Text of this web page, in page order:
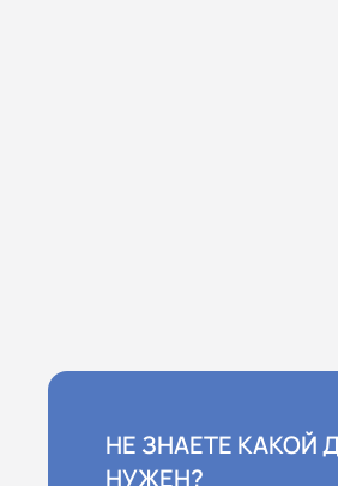
НЕ ЗНАЕТЕ КАКОЙ
НУЖЕН?